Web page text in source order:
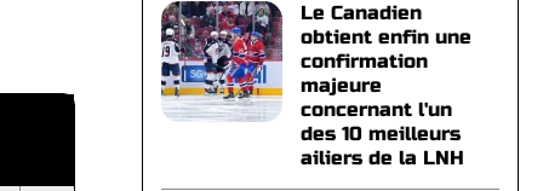
Le Canadien
obtient enfin une
confirmation
majeure
concernant l'un
des 10 meilleurs
ailiers de la LNH